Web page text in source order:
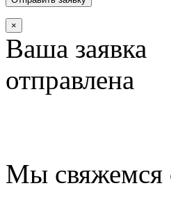
×
Ваша заявка
отправлена
Мы свяжемся